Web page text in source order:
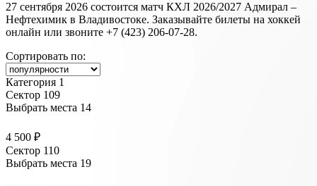
27 сентября 2026 состоится матч КХЛ 2026/2027 Адмирал –
Нефтехимик в Владивостоке. Заказывайте билеты на хоккей
онлайн или звоните +7 (423) 206-07-28.
Сортировать по:
Категория 1
Сектор 109
Выбрать места 14
4 500 ₽
Сектор 110
Выбрать места 19